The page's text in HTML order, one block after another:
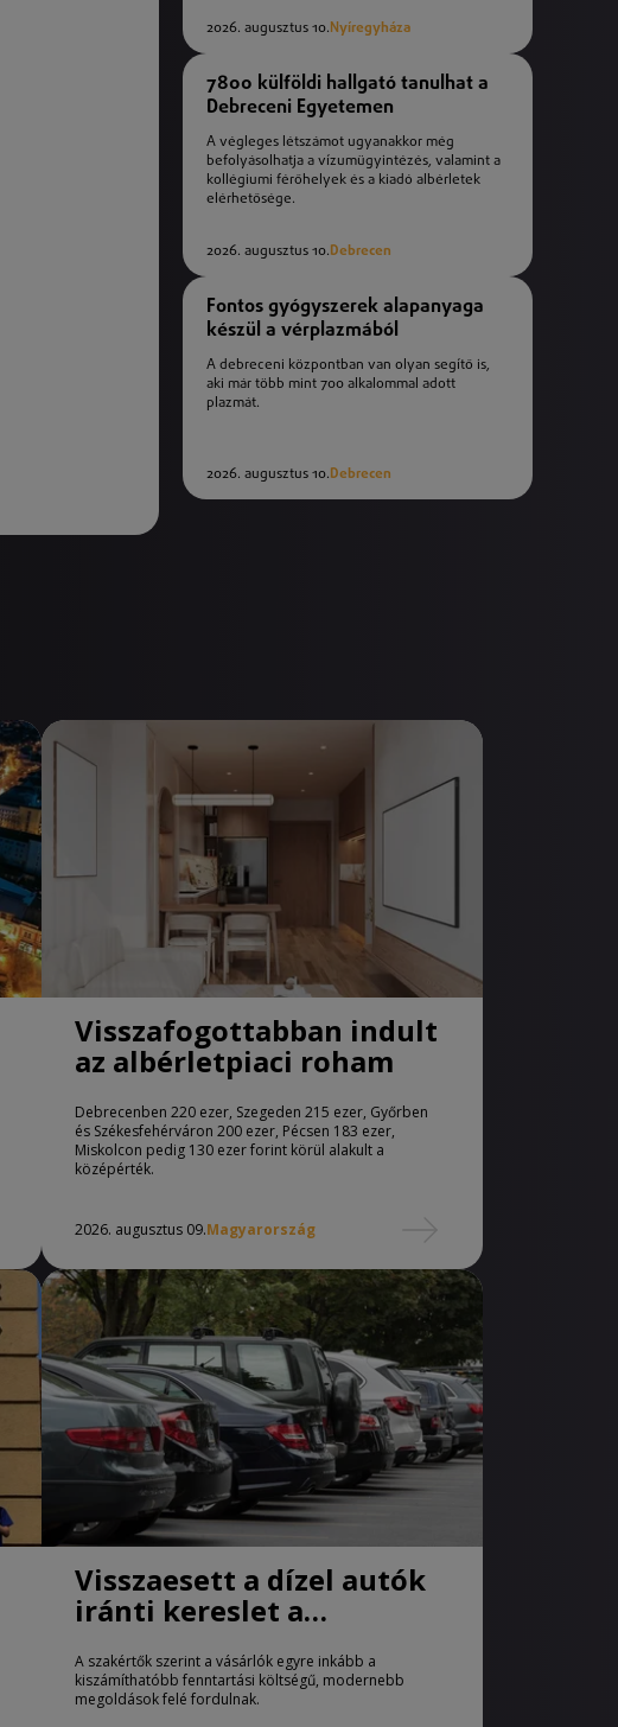
2026. augusztus 10. Nyíregyháza
7800 külföldi hallgató tanulhat a
Debreceni Egyetemen
A végleges létszámot ugyanakkor még
befolyásolhatja a vízumügyintézés, valamint a
kollégiumi férőhelyek és a kiadó albérletek
elérhetősége.
2026. augusztus 10.Debrecen
Fontos gyógyszerek alapanyaga
készül a vérplazmából
A debreceni központban van olyan segítő is,
aki már több mint 700 alkalommal adott
plazmát.
2026. augusztus 10.Debrecen
Visszafogottabban indult
az albérletpiaci roham
Debrecenben 220 ezer, Szegeden 215 ezer, Győrben
és Székesfehérváron 200 ezer, Pécsen 183 ezer,
Miskolcon pedig 130 ezer forint körül alakult a
középérték.
2026. augusztus 09.Magyarország
Visszaesett a dízel autók
iránti kereslet a
A szakértők szerint a vásárlók egyre inkább a
kiszámíthatóbb fenntartási költségű, modernebb
megoldások felé fordulnak.